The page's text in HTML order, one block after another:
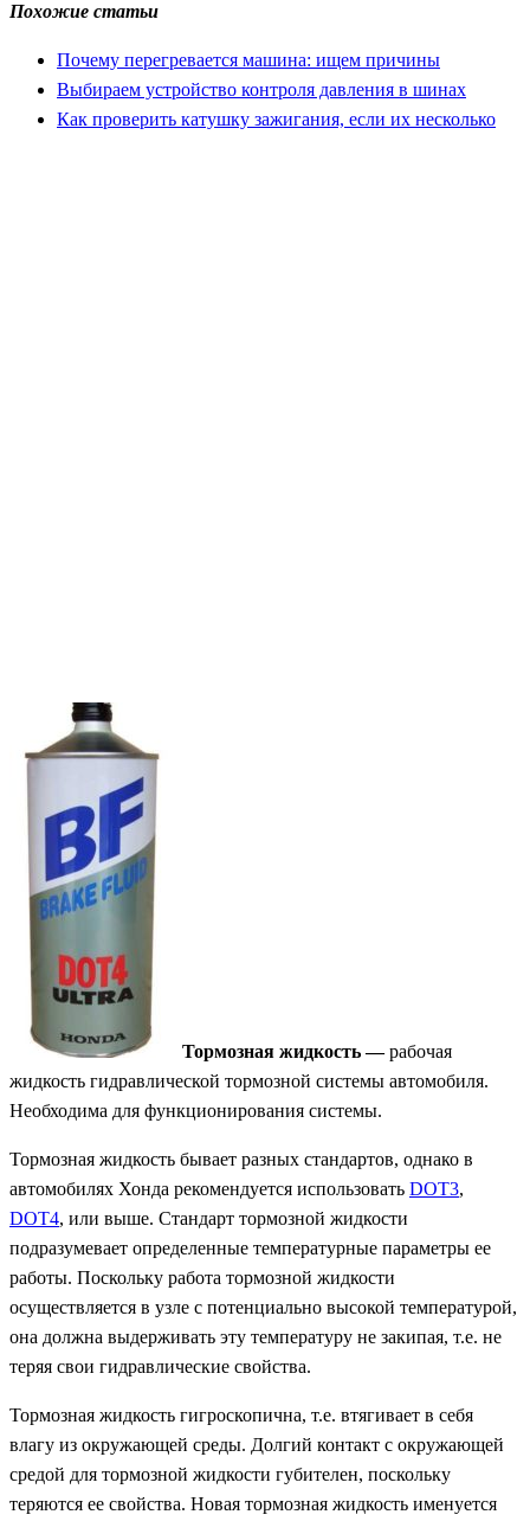
Похожие статьи
Почему перегревается машина: ищем причины
Выбираем устройство контроля давления в шинах
Как проверить катушку зажигания, если их несколько
Тормозная жидкость —рабочая
жидкость гидравлической тормозной системы автомобиля.
Необходима для функционирования системы.
Тормозная жидкость бывает разных стандартов, однако в
автомобилях Хонда рекомендуется использовать DOT3,
DOT4, или выше. Стандарт тормозной жидкости
подразумевает определенные температурные параметры ее
работы. Поскольку работа тормозной жидкости
осуществляется в узле с потенциально высокой температурой,
она должна выдерживать эту температуру не закипая, т.е. не
теряя свои гидравлические свойства.
Тормозная жидкость гигроскопична, т.е. втягивает в себя
влагу из окружающей среды. Долгий контакт с окружающей
средой для тормозной жидкости губителен, поскольку
теряются ее свойства. Новая тормозная жидкость именуется